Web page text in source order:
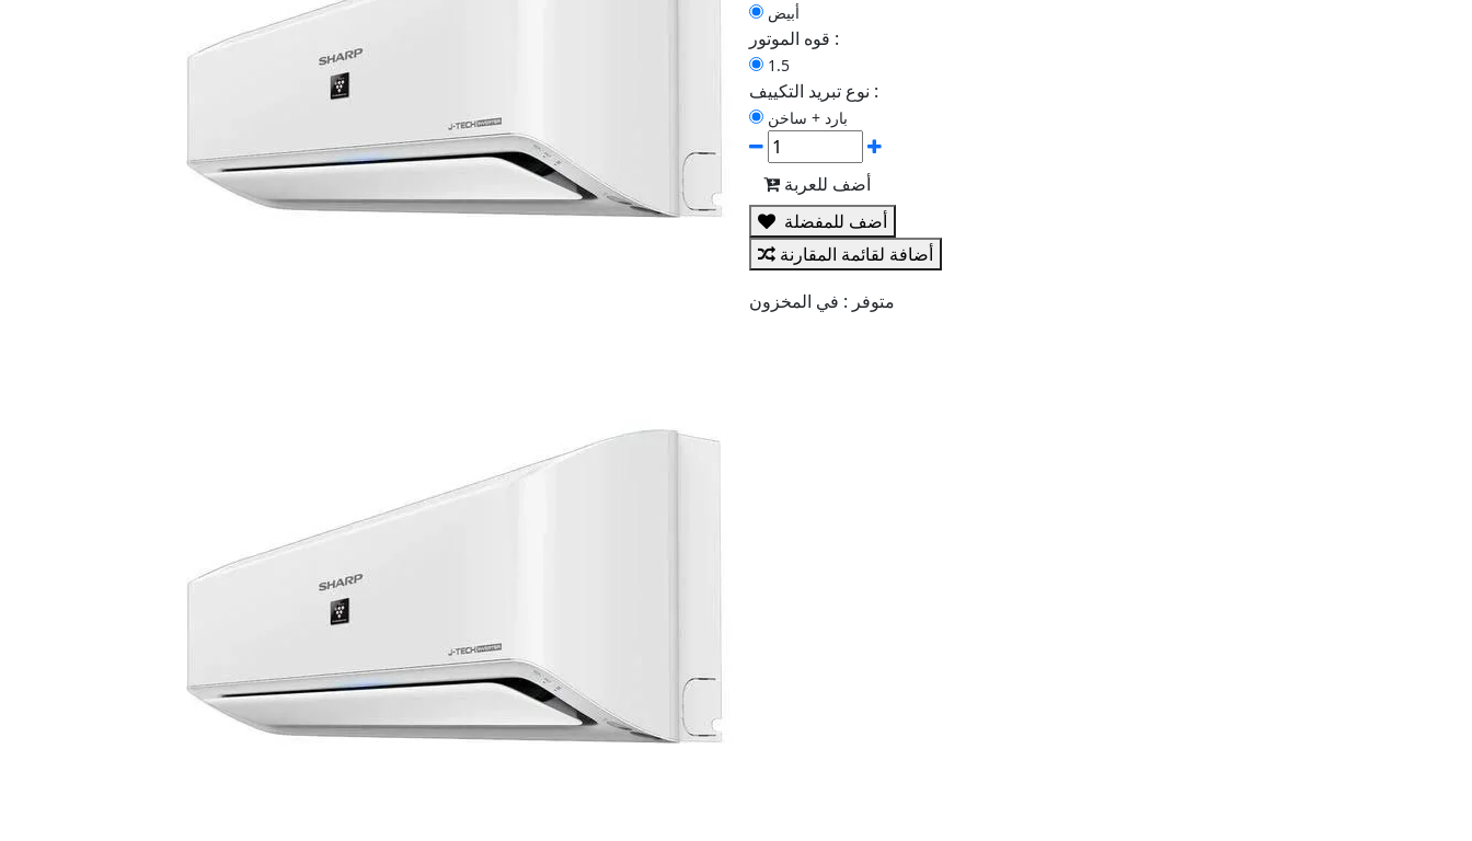
أبيض
قوه الموتور :
1.5
نوع تبريد التكييف :
بارد + ساخن
أضف للعربة
أضف للمفضلة
أضافة لقائمة المقارنة
متوفر : في المخزون